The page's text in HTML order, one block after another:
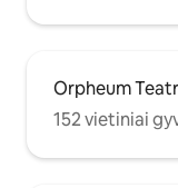
Orpheum
152 vietiniai